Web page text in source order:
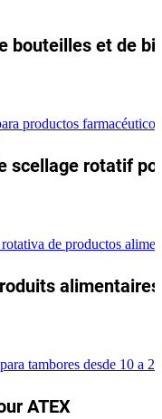
bouteilles et de
scellage rotatif
ATEX